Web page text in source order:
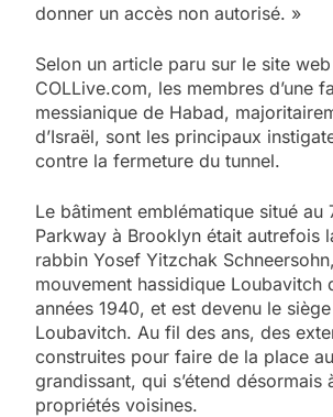
donner un accès non autorisé. »
Selon un article paru sur le site
COLLive.com, les membres d’une
messianique de Habad,
d’Israël, sont les principaux
contre la fermeture du tunnel.
Le bâtiment emblématique situé au
Parkway à Brooklyn était autrefois
rabbin Yosef Yitzchak
mouvement hassidique Loubavitch
années 1940, et est devenu le
Loubavitch. Au fil des ans, des
construites pour faire de la place
grandissant, qui s’étend désormais
propriétés voisines.